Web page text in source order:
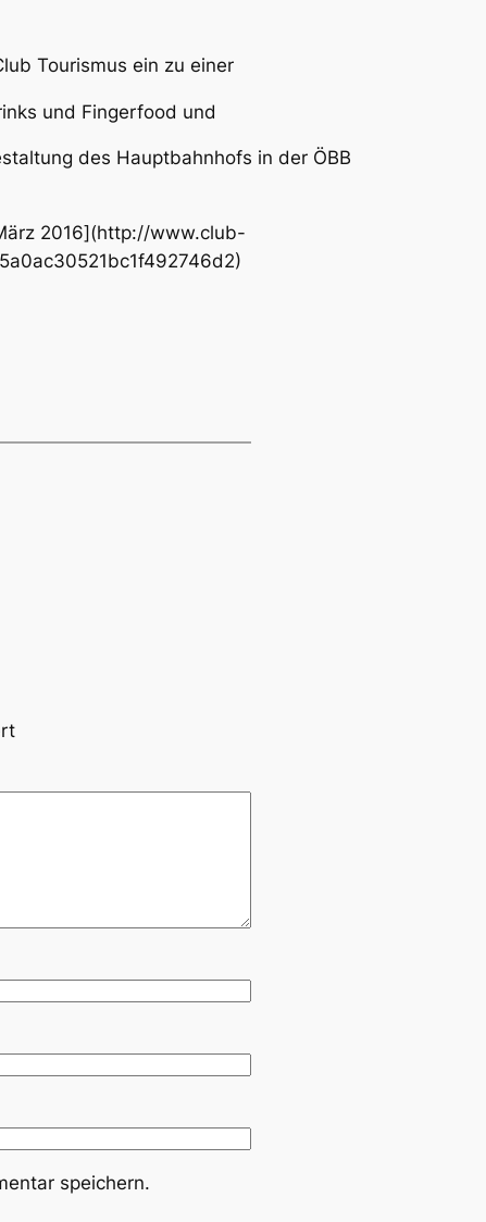
Tourismus ein zu einer
und Fingerfood und
des Hauptbahnhofs in der ÖBB
2016](http://www.club-
speichern.